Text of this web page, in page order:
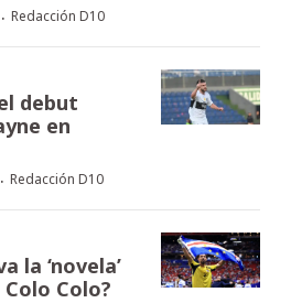
· Redacción D10
debut
en
· Redacción D10
la ‘novela’
Colo?